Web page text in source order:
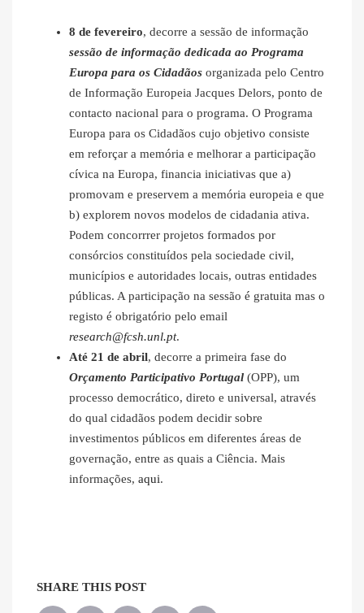
8 de fevereiro, decorre a sessão de informação
sessão de informação dedicada ao Programa
Europa para os Cidadãos organizada pelo Centro
de Informação Europeia Jacques Delors, ponto de
contacto nacional para o programa. O Programa
Europa para os Cidadãos cujo objetivo consiste
em reforçar a memória e melhorar a participação
cívica na Europa, financia iniciativas que a)
promovam e preservem a memória europeia e que
b) explorem novos modelos de cidadania ativa.
Podem concorrrer projetos formados por
consórcios constituídos pela sociedade civil,
municípios e autoridades locais, outras entidades
públicas. A participação na sessão é gratuita mas o
registo é obrigatório pelo email
research@fcsh.unl.pt.
Até 21 de abril, decorre a primeira fase do
Orçamento Participativo Portugal (OPP), um
processo democrático, direto e universal, através
do qual cidadãos podem decidir sobre
investimentos públicos em diferentes áreas de
governação, entre as quais a Ciência. Mais
informações, aqui.
SHARE THIS POST